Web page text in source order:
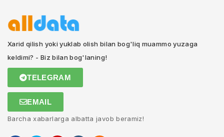
Xarid qilish yoki yuklab olish bilan bog'liq muammo yuzaga
keldimi? - Biz bilan bog'laning!
TELEGRAM
EMAIL
Barcha xabarlarga albatta javob beramiz!